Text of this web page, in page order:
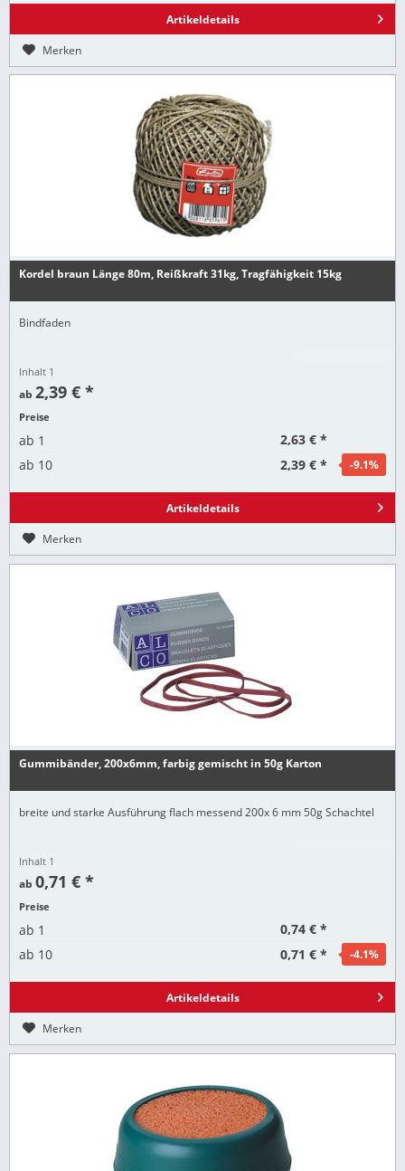
Artikeldetails
Merken
Kordel braun Länge 80m, Reißkraft 31kg, Tragfähigkeit 15kg
Bindfaden
Inhalt 1
ab2,39 € *
Preise
ab 1
2,63 € *
ab 10 2,39 € * -9.1%
Artikeldetails
Merken
Gummibänder, 200x6mm, farbig gemischt in 50g Karton
breite und starke Ausführung flach messend 200x 6 mm 50g Schachtel
Inhalt 1
ab0,71 € *
Preise
ab 1
0,74 € *
ab 10 0,71 € * -4.1%
Artikeldetails
Merken